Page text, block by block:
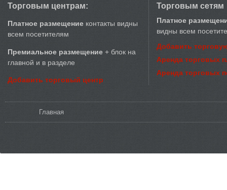
Торговым центрам:
Платное размещение контакты видны
всем посетителям
Премиальное размещение + блок на
главной и в разделе
Добавить торговый центр
Торговым сетям
Платное
видны всем
Добавить
Аренда торговых
Аренда торговых
Главная